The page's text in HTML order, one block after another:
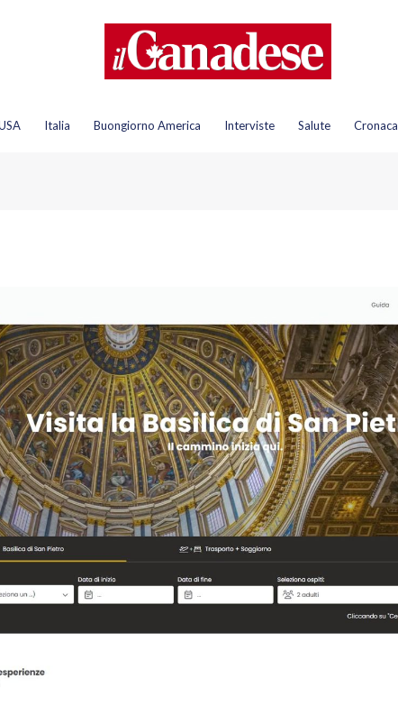
Italia Buongiorno America Interviste Salute Cronaca